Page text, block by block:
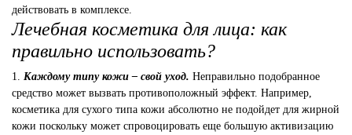
действовать в комплексе.
Лечебная косметика для лица: как
правильно использовать?
1. Каждому типу кожи – свой уход. Неправильно подобранное
средство может вызвать противоположный эффект. Например,
косметика для сухого типа кожи абсолютно не подойдет для жирной
кожи поскольку может спровоцировать еще большую активизацию